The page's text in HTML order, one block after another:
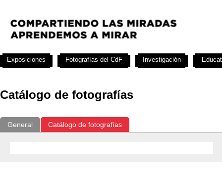
Catálogo de fotografías
General Catálogo de fotografías
Exposiciones Fotografías del CdF Investigación